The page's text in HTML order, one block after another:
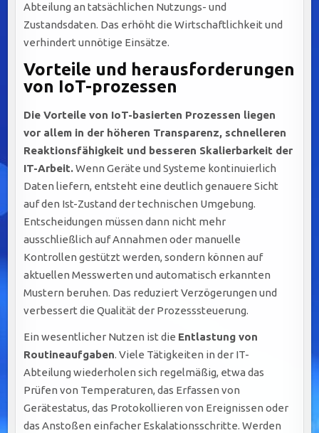
Abteilung an tatsächlichen Nutzungs- und
Zustandsdaten. Das erhöht die Wirtschaftlichkeit und
verhindert unnötige Einsätze.
Vorteile und herausforderungen
von IoT-prozessen
Die Vorteile von IoT-basierten Prozessen liegen
vor allem in der höheren Transparenz, schnelleren
Reaktionsfähigkeit und besseren Skalierbarkeit der
IT-Arbeit.Wenn Geräte und Systeme kontinuierlich
Daten liefern, entsteht eine deutlich genauere Sicht
auf den Ist-Zustand der technischen Umgebung.
Entscheidungen müssen dann nicht mehr
ausschließlich auf Annahmen oder manuelle
Kontrollen gestützt werden, sondern können auf
aktuellen Messwerten und automatisch erkannten
Mustern beruhen. Das reduziert Verzögerungen und
verbessert die Qualität der Prozesssteuerung.
Ein wesentlicher Nutzen ist die Entlastung von
Routineaufgaben. Viele Tätigkeiten in der IT-
Abteilung wiederholen sich regelmäßig, etwa das
Prüfen von Temperaturen, das Erfassen von
Gerätestatus, das Protokollieren von Ereignissen oder
das Anstoßen einfacher Eskalationsschritte. Werden